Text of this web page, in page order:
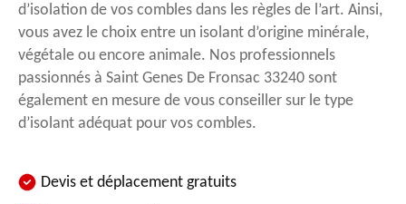
d’isolation de vos combles dans les règles de l’art. Ainsi,
vous avez le choix entre un isolant d’origine minérale,
végétale ou encore animale. Nos professionnels
passionnés à Saint Genes De Fronsac 33240 sont
également en mesure de vous conseiller sur le type
d’isolant adéquat pour vos combles.
Devis et déplacement gratuits